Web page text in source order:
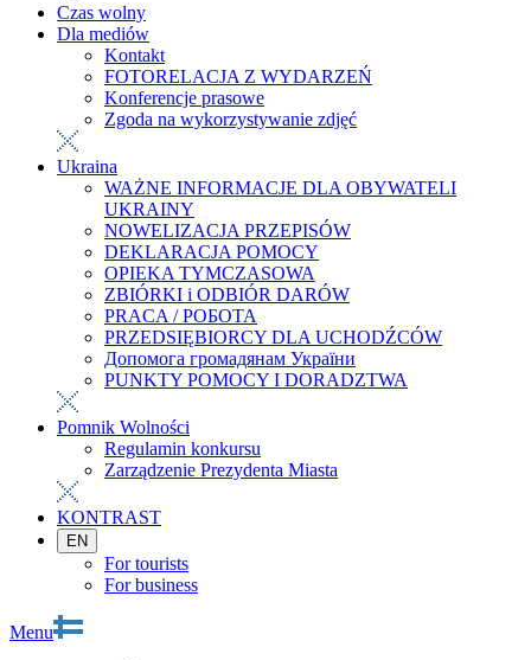
Czas wolny
Dla mediów
Kontakt
FOTORELACJA Z WYDARZEŃ
Konferencje prasowe
Zgoda na wykorzystywanie zdjęć
Ukraina
WAŻNE INFORMACJE DLA OBYWATELI
UKRAINY
NOWELIZACJA PRZEPISÓW
DEKLARACJA POMOCY
OPIEKA TYMCZASOWA
ZBIÓRKI i ODBIÓR DARÓW
PRACA / РОБОТА
PRZEDSIĘBIORCY DLA UCHODŹCÓW
Допомога громадянам України
PUNKTY POMOCY I DORADZTWA
Pomnik Wolności
Regulamin konkursu
Zarządzenie Prezydenta Miasta
KONTRAST
EN
For tourists
For business
Menu